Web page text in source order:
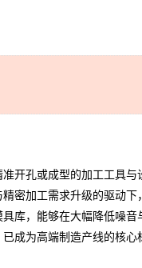
孔或成型的加工工具与
密加工需求升级的驱动
库，能够在大幅降低噪
成为高端制造产线的核